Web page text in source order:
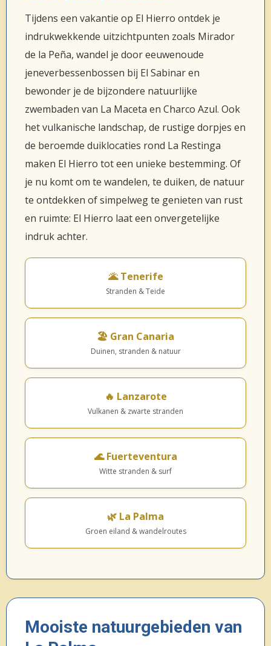
Tijdens een vakantie op El Hierro ontdek je
indrukwekkende uitzichtpunten zoals Mirador
de la Peña, wandel je door eeuwenoude
jeneverbessenbossen bij El Sabinar en
bewonder je de bijzondere natuurlijke
zwembaden van La Maceta en Charco Azul. Ook
het vulkanische landschap, de rustige dorpjes en
de beroemde duiklocaties rond La Restinga
maken El Hierro tot een unieke bestemming. Of
je nu komt om te wandelen, te duiken, de natuur
te ontdekken of simpelweg te genieten van rust
en ruimte: El Hierro laat een onvergetelijke
indruk achter.
🌋 Tenerife
Stranden & Teide
🏖️ Gran Canaria
Duinen, stranden & natuur
🔥 Lanzarote
Vulkanen & zwarte stranden
🌊 Fuerteventura
Witte stranden & surf
🌿 La Palma
Groen eiland & wandelroutes
Mooiste natuurgebieden van